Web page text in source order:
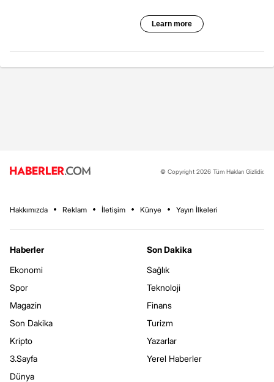
© Copyright 2026 Tüm Hakları Gizlidir.
Hakkımızda Reklam İletişim Künye Yayın İlkeleri
Haberler
Ekonomi
Spor
Magazin
Son Dakika
Kripto
3.Sayfa
Dünya
Son Dakika
Sağlık
Teknoloji
Finans
Turizm
Yazarlar
Yerel Haberler